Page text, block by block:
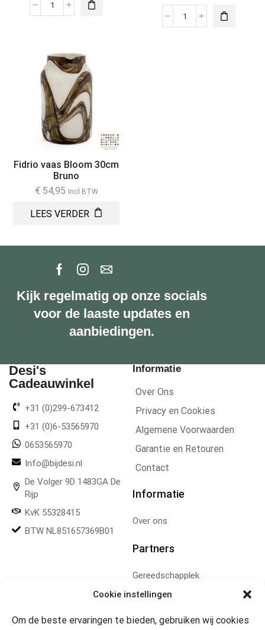
Cookie instellingen
Om de beste ervaringen te bieden, gebruiken wij cookies
Fidrio vaas Bloom 30cm
Bruno
€54,95 Incl BTW
LEES VERDER
Kijk regelmatig op onze socials
voor de laaste updates en
aanbiedingen.
Desi's
Cadeauwinkel
+31 (0)299-673412
+31 (0)6-53565970
0653565970
Info@bijdesi.nl
De Volger 9D 1483GA De
Rijp
KvK 55328415
BTW NL851657369B01
Informatie
Over Ons
Privacy en Cookies
Algemene Voorwaarden
Garantie en Retouren
Contact
Informatie
Over ons
Partners
Gereedschapplek
Openingstijden